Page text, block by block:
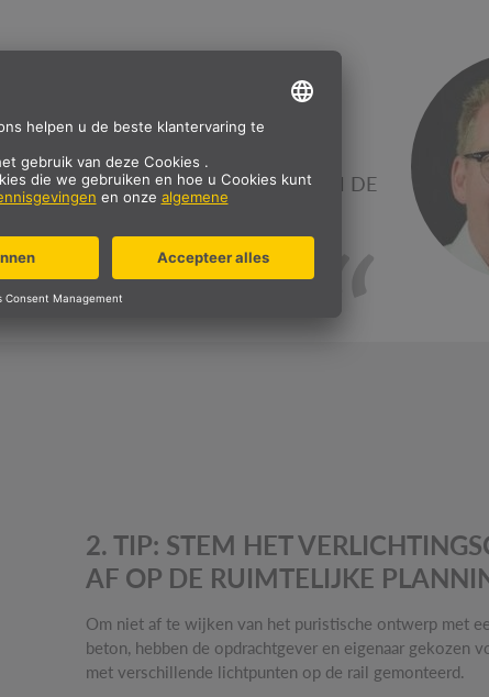
MEVROUW BUSCHKÖNIG
IDEEËN EN SUGGESTIES, DIE
EN INFORMATIE KONDEN DE
Jürgen Aldinger, Architect & Bouwheer
2. TIP: STEM HET
AF OP DE RUIMTELIJKE
Om niet af te wijken van het puristische ontwerp met
beton, hebben de opdrachtgever en eigenaar gekozen
met verschillende lichtpunten op de rail gemonteerd.